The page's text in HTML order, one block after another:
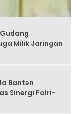
Milik Jaringan
Banten
Sinergi Polri-